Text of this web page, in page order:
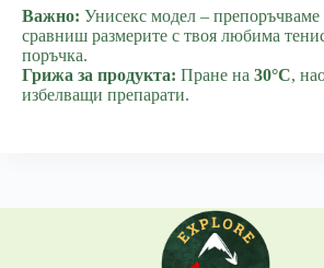
Важно: Унисекс модел – препоръчваме
сравниш размерите с твоя любима
поръчка.
Грижа за продукта: Пране на 30°C,
избелващи препарати.